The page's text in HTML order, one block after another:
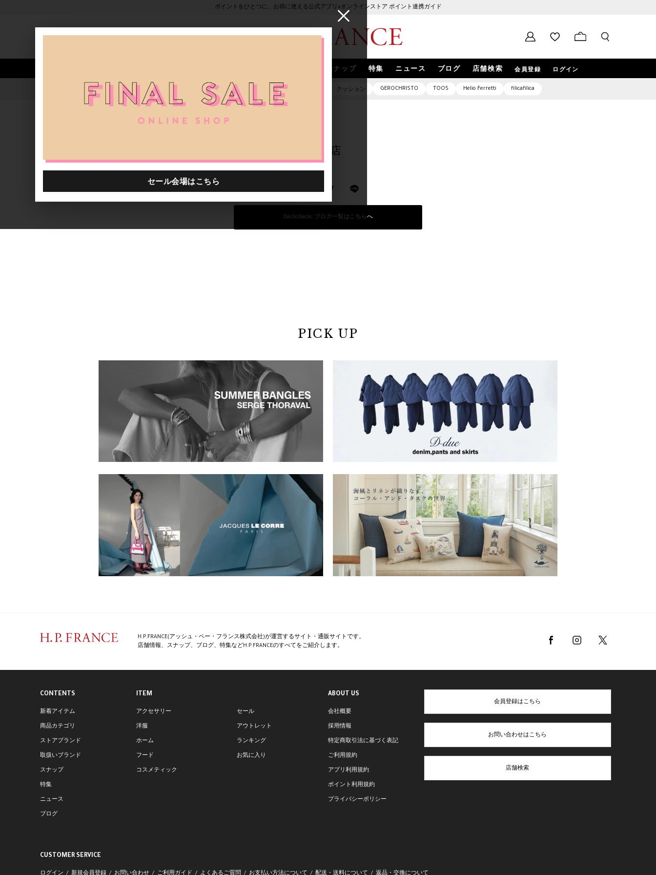
ポイントをひとつに。お得に使える公式アプリ×オンラインストア ポイント連携ガイド
スナップ 特集 ニュース ブログ 店舗検索 会員登録 ログイン
人気ワード セール 40th限定 ピアス バッグ クッション GEROCHRISTO TOOS Helio Ferretti filicafilica
【オンラインショップ】ショップをめぐる旅 -Déclic 有楽町店
Déclic 有楽町店
DéclicDéclic ブログ一覧はこちらへ
PICK UP
H.P.FRANCE(アッシュ・ペー・フランス株式会社)が運営するサイト・通販サイトです。
店舗情報、スナップ、ブログ、特集などH.P.FRANCEのすべてをご紹介します。
CONTENTS
新着アイテム
商品カテゴリ
ストアブランド
取扱いブランド
スナップ
特集
ニュース
ブログ
ITEM
アクセサリー
洋服
ホーム
フード
コスメティック
セール
アウトレット
ランキング
お気に入り
ABOUT US
会社概要
採用情報
特定商取引法に基づく表記
ご利用規約
アプリ利用規約
ポイント利用規約
プライバシーポリシー
会員登録はこちら
お問い合わせはこちら
店舗検索
CUSTOMER SERVICE
ログイン 新規会員登録 お問い合わせ ご利用ガイド よくあるご質問 お支払い方法について 配送・送料について 返品・交換について